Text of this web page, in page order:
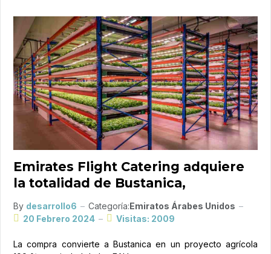
Emirates Flight Catering adquiere
la totalidad de Bustanica,
By desarrollo6 Categoría:Emiratos Árabes Unidos
20 Febrero 2024
Visitas: 2009
La compra convierte a Bustanica en un proyecto agrícola